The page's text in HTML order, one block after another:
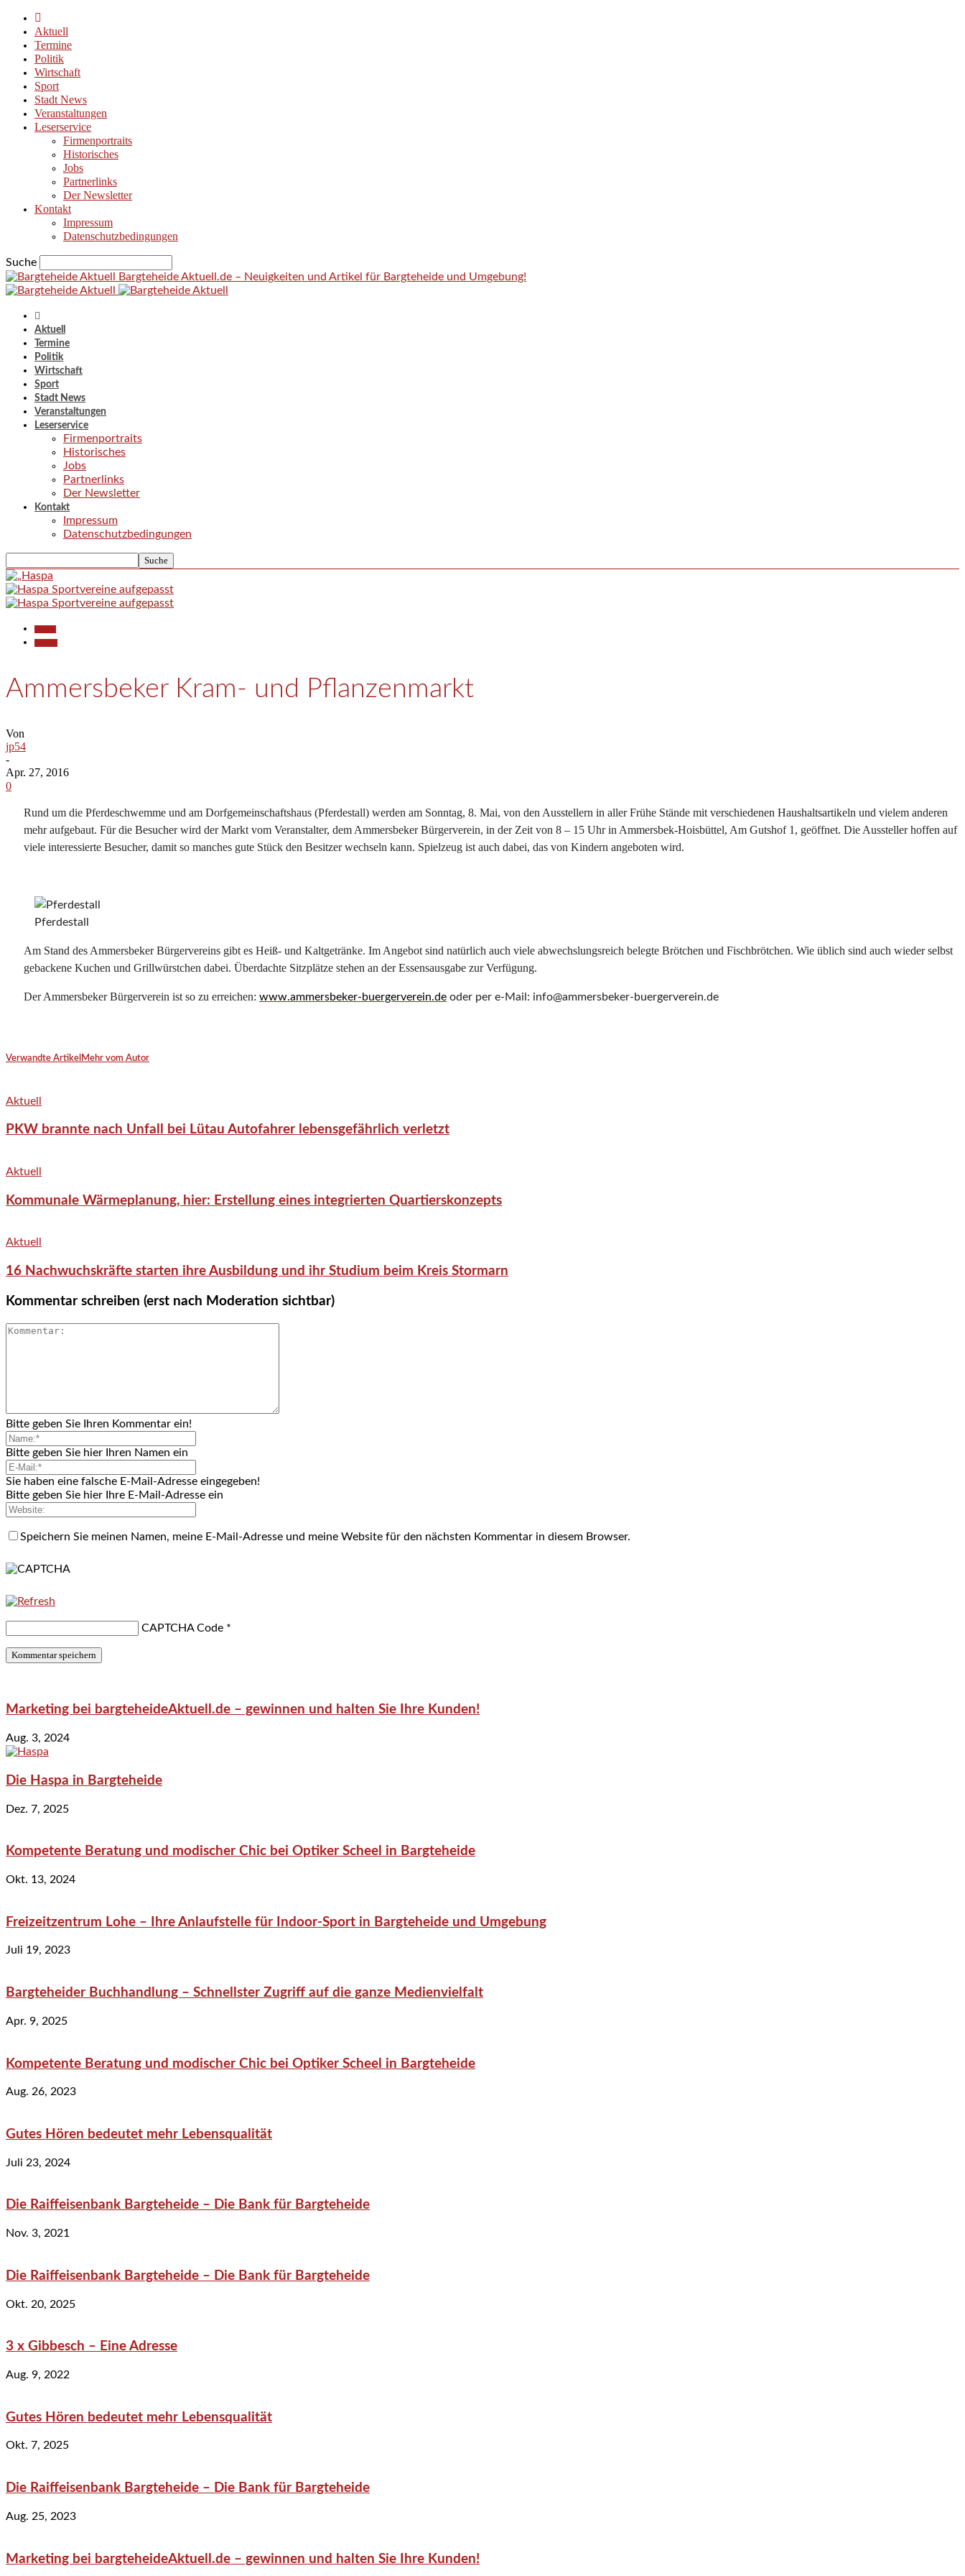
Aktuell
Termine
Politik
Wirtschaft
Sport
Stadt News
Veranstaltungen
Leserservice
Firmenportraits
Historisches
Jobs
Partnerlinks
Der Newsletter
Kontakt
Impressum
Datenschutzbedingungen
Suche
Bargteheide Aktuell.de – Neuigkeiten und Artikel für Bargteheide und Umgebung!
Aktuell
Termine
Politik
Wirtschaft
Sport
Stadt News
Veranstaltungen
Leserservice
Firmenportraits
Historisches
Jobs
Partnerlinks
Der Newsletter
Kontakt
Impressum
Datenschutzbedingungen
Ammersbeker Kram- und Pflanzenmarkt
Von
jp54
-
Apr. 27, 2016
0
Rund um die Pferdeschwemme und am Dorfgemeinschaftshaus (Pferdestall) werden am Sonntag, 8. Mai, von den Ausstellern in aller Frühe Stände mit verschiedenen Haushaltsartikeln und vielem anderen
mehr aufgebaut. Für die Besucher wird der Markt vom Veranstalter, dem Ammersbeker Bürgerverein, in der Zeit von 8 – 15 Uhr in Ammersbek-Hoisbüttel, Am Gutshof 1, geöffnet. Die Aussteller hoffen auf
viele interessierte Besucher, damit so manches gute Stück den Besitzer wechseln kann. Spielzeug ist auch dabei, das von Kindern angeboten wird.
Pferdestall
Am Stand des Ammersbeker Bürgervereins gibt es Heiß- und Kaltgetränke. Im Angebot sind natürlich auch viele abwechslungsreich belegte Brötchen und Fischbrötchen. Wie üblich sind auch wieder selbst
gebackene Kuchen und Grillwürstchen dabei. Überdachte Sitzplätze stehen an der Essensausgabe zur Verfügung.
Der Ammersbeker Bürgerverein ist so zu erreichen: www.ammersbeker-buergerverein.deoder per e-Mail: info@ammersbeker-buergerverein.de
Verwandte Artikel Mehr vom Autor
Aktuell
PKW brannte nach Unfall bei Lütau Autofahrer lebensgefährlich verletzt
Aktuell
Kommunale Wärmeplanung, hier: Erstellung eines integrierten Quartierskonzepts
Aktuell
16 Nachwuchskräfte starten ihre Ausbildung und ihr Studium beim Kreis Stormarn
Kommentar schreiben (erst nach Moderation sichtbar)
Bitte geben Sie Ihren Kommentar ein!
Bitte geben Sie hier Ihren Namen ein
Sie haben eine falsche E-Mail-Adresse eingegeben!
Bitte geben Sie hier Ihre E-Mail-Adresse ein
Speichern Sie meinen Namen, meine E-Mail-Adresse und meine Website für den nächsten Kommentar in diesem Browser.
CAPTCHA Code *
Marketing bei bargteheideAktuell.de – gewinnen und halten Sie Ihre Kunden!
Aug. 3, 2024
Die Haspa in Bargteheide
Dez. 7, 2025
Kompetente Beratung und modischer Chic bei Optiker Scheel in Bargteheide
Okt. 13, 2024
Freizeitzentrum Lohe – Ihre Anlaufstelle für Indoor-Sport in Bargteheide und Umgebung
Juli 19, 2023
Bargteheider Buchhandlung – Schnellster Zugriff auf die ganze Medienvielfalt
Apr. 9, 2025
Kompetente Beratung und modischer Chic bei Optiker Scheel in Bargteheide
Aug. 26, 2023
Gutes Hören bedeutet mehr Lebensqualität
Juli 23, 2024
Die Raiffeisenbank Bargteheide – Die Bank für Bargteheide
Nov. 3, 2021
Die Raiffeisenbank Bargteheide – Die Bank für Bargteheide
Okt. 20, 2025
3 x Gibbesch – Eine Adresse
Aug. 9, 2022
Gutes Hören bedeutet mehr Lebensqualität
Okt. 7, 2025
Die Raiffeisenbank Bargteheide – Die Bank für Bargteheide
Aug. 25, 2023
Marketing bei bargteheideAktuell.de – gewinnen und halten Sie Ihre Kunden!